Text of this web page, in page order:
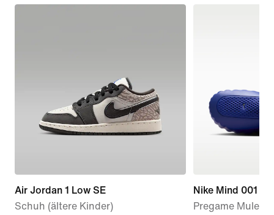
Air Jordan 1 Low SE
Schuh (ältere Kinder)
Nike Mind 001
Pregame Mule